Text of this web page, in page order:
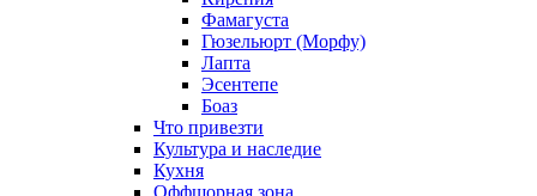
Фамагуста
Гюзельюрт (Морфу)
Лапта
Эсентепе
Боаз
Что привезти
Культура и наследие
Кухня
Оффшорная зона